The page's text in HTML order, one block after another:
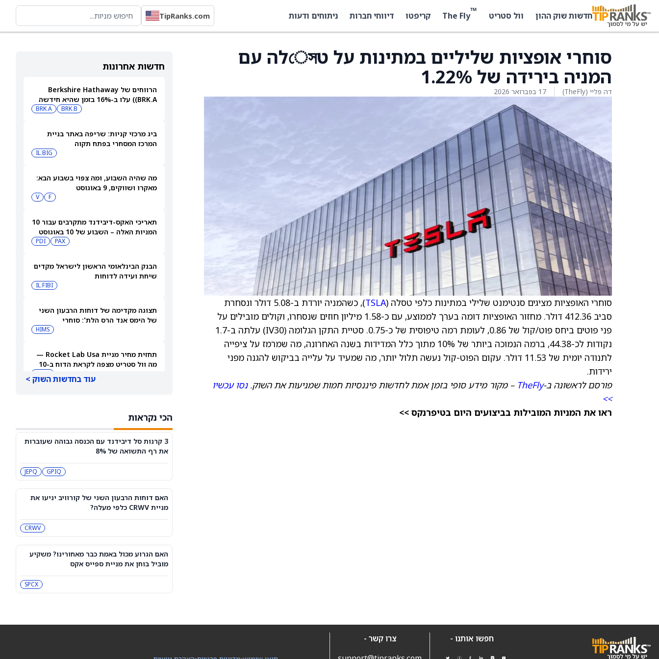
חדשות שוק ההון וול סטריט ™
The Fly קריפטו דיווחי חברות ניתוחים ודעות TipRanks.com
חדשות אחרונות
הרווחים של Berkshire Hathaway
(BRK.A) עלו ב-16% בזמן שהיא חידשה
רכישות עצמיות בהיקף של 4.5 מיליארדBRK.B
BRK.A
ביג מרכזי קניות: שריפה באתר בניית
המרכז המסחרי בפתח תקוה
IL:BIG
מה שהיה השבוע, ומה צפוי בשבוע הבא:
מאקרו ושווקים, 9 באוגוסט
F
V
תאריכי האקס-דיבידנד מתקרבים עבור 10
המניות האלה – השבוע של 10 באוגוסט
PAX
PDI
הבנק הבינלאומי הראשון לישראל מקדים
שיחת ועידה לדוחות
IL:FIBI
תצוגה מקדימה של דוחות הרבעון השני
של הימס אנד הרס הלת': סוחרי
האופציות נערכים לתנועה של 14.5%HIMS
תחזית מחיר מניית Rocket Lab Usa —
מה וול סטריט מצפה לקראת הדוח ב-10
האם דוחות הרבעון השני של קורוויב
יניעו את מניית CRWV כלפי מעלה?
CRWV
האם הגרוע מכול באמת כבר מאחורינו?
משקיע מוביל בוחן את מניית ספייס אקס
מיקרון או SK hynix: מניית שבבי AI אחת
"משחקת באש": משקיע מזהיר לגבי
NVDA
עוד בחדשות השוק >
הכי נקראות
3 קרנות סל דיבידנד עם הכנסה גבוהה שעוברות
את רף התשואה של 8%
GPIQ
JEPQ
האם דוחות הרבעון השני של קורוויב יניעו את
מניית CRWV כלפי מעלה?
CRWV
האם הגרוע מכול באמת כבר מאחורינו? משקיע
מוביל בוחן את מניית ספייס אקס
SPCX
סוחרי אופציות שליליים במתינות על טেসלה עם
המניה בירידה של 1.22%
דה פליי (TheFly) 17 בפברואר 2026
סוחרי האופציות מציגים סנטימנט שלילי במתינות כלפי טסלה (TSLA
), כשהמניה יורדת ב-5.08 דולר ונסחרת
סביב 412.36 דולר. מחזור האופציות דומה בערך לממוצע, עם כ-1.58 מיליון חוזים שנסחרו, וקולים מובילים על
פני פוטים ביחס פוט/קול של 0.86, לעומת רמה טיפוסית של כ-0.75. סטיית התקן הגלומה (IV30) עלתה ב-1.7
נקודות לכ-44.38, ברמה הנמוכה ביותר של 10% מתוך כלל המדידות בשנה האחרונה, מה שמרמז על ציפייה
לתנודה יומית של 11.53 דולר. עקום הפוט-קול נעשה תלול יותר, מה שמעיד על עלייה בביקוש להגנה מפני
ירידות.
פורסם לראשונה ב-TheFly – מקור מידע סופי בזמן אמת לחדשות פיננסיות חמות שמניעות את השוק.נסו עכשיו
>>
ראו את המניות המובילות בביצועים היום בטיפרנקס >>
חפשו אותנו -
צרו קשר -